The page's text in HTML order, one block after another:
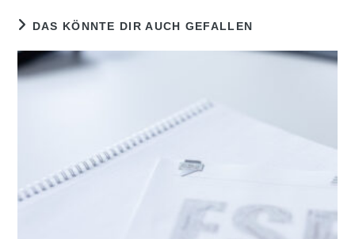
DAS KÖNNTE DIR AUCH GEFALLEN